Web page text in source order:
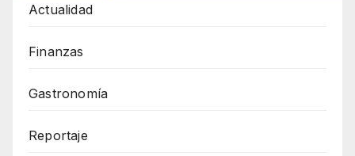
Actualidad
Finanzas
Gastronomía
Reportaje